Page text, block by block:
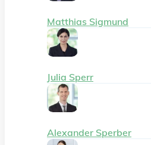
Matthias Sigmund
Julia Sperr
Alexander Sperber